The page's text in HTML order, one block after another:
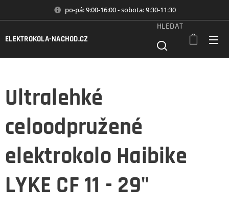
po-pá: 9:00-16:00 - sobota: 9:30-11:30
ELEKTROKOLA-NACHOD.CZ
HLEDAT
Ultralehké
celoodpružené
elektrokolo Haibike
LYKE CF 11 - 29"